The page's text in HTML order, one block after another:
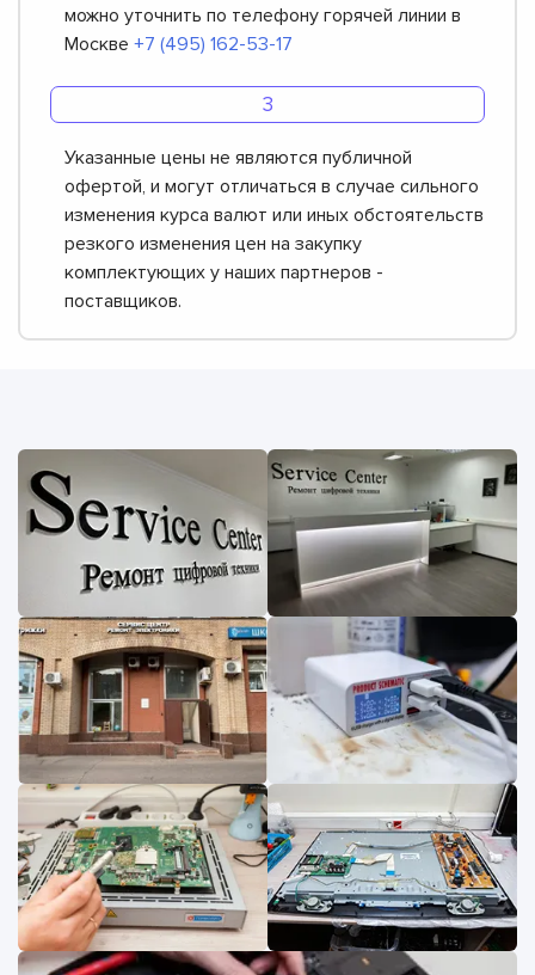
можно уточнить по телефону горячей линии в
Москве +7 (495) 162-53-17
Указанные цены не являются публичной
офертой, и могут отличаться в случае сильного
изменения курса валют или иных обстоятельств
резкого изменения цен на закупку
комплектующих у наших партнеров -
поставщиков.